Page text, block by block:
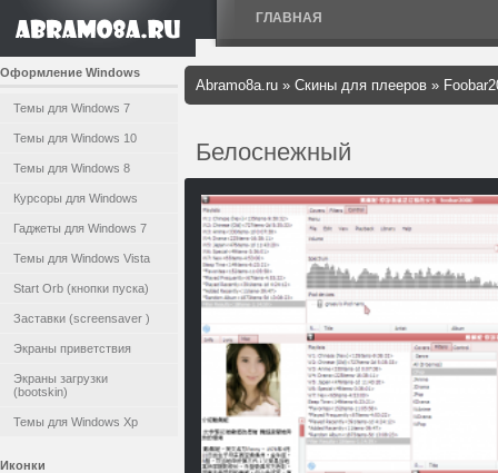
ГЛАВНАЯ
Оформление Windows
Темы для Windows 7
Темы для Windows 10
Темы для Windows 8
Курсоры для Windows
Гаджеты для Windows 7
Темы для Windows Vista
Start Orb (кнопки пуска)
Заставки (screensaver )
Экраны приветствия
Экраны загрузки
(bootskin)
Темы для Windows Xp
Иконки
Abramo8a.ru » Скины для плееров »
Белоснежный